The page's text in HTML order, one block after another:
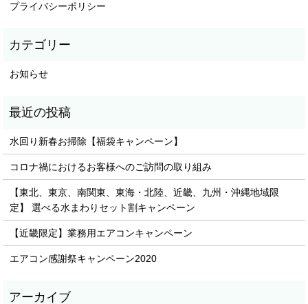
プライバシーポリシー
お知らせ
水回り新春お掃除【福袋キャンペーン】
コロナ禍におけるお客様へのご訪問の取り組み
【東北、東京、南関東、東海・北陸、近畿、九州・沖縄地域限
定】 選べる水まわりセット割キャンペーン
【近畿限定】業務用エアコンキャンペーン
エアコン感謝祭キャンペーン2020